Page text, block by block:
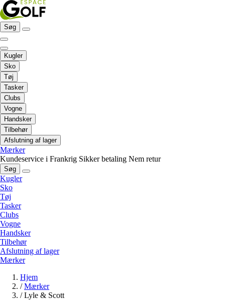
Søg
Kugler
Sko
Tøj
Tasker
Clubs
Vogne
Handsker
Tilbehør
Afslutning af lager
Mærker
Kundeservice i Frankrig Sikker betaling Nem retur
Søg
Kugler
Sko
Tøj
Tasker
Clubs
Vogne
Handsker
Tilbehør
Afslutning af lager
Mærker
Hjem
/ Mærker
/ Lyle & Scott